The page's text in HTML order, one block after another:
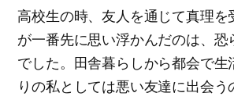
高校生の時、友人を通じて真理を
が一番先に思い浮かんだのは、恐
でした。田舎暮らしから都会で生
りの私としては悪い友達に出会う